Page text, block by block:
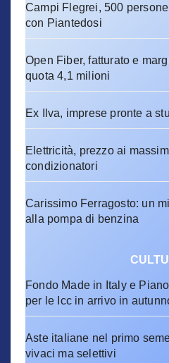
Campi Flegrei, 500
con Piantedosi
Open Fiber, fatturato e
quota 4,1 milioni
Ex Ilva, imprese pronte a
Elettricità, prezzo ai
condizionatori
Carissimo Ferragosto: un
alla pompa di benzina
Fondo Made in Italy e
per le Icc in arrivo in
Aste italiane nel primo
vivaci ma selettivi